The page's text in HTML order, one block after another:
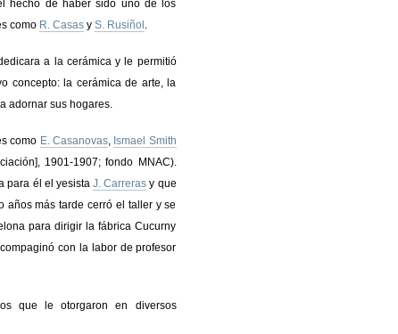
hecho de haber sido uno de los
como R. Casasy S. Rusiñol .
a la cerámica y le permitió
concepto: la cerámica de arte, la
adornar sus hogares.
como E. Casanovas, Ismael Smith
1901-1907; fondo MNAC).
para él el yesistaJ. Carreras y que
años más tarde cerró el taller y se
para dirigir la fábrica Cucurny
con la labor de profesor
que le otorgaron en diversos